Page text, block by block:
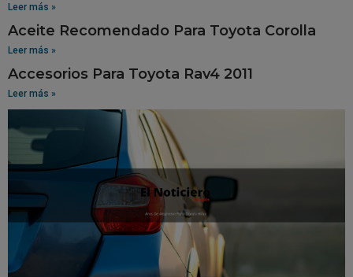
Leer más »
Aceite Recomendado Para Toyota Corolla
Leer más »
Accesorios Para Toyota Rav4 2011
Leer más »